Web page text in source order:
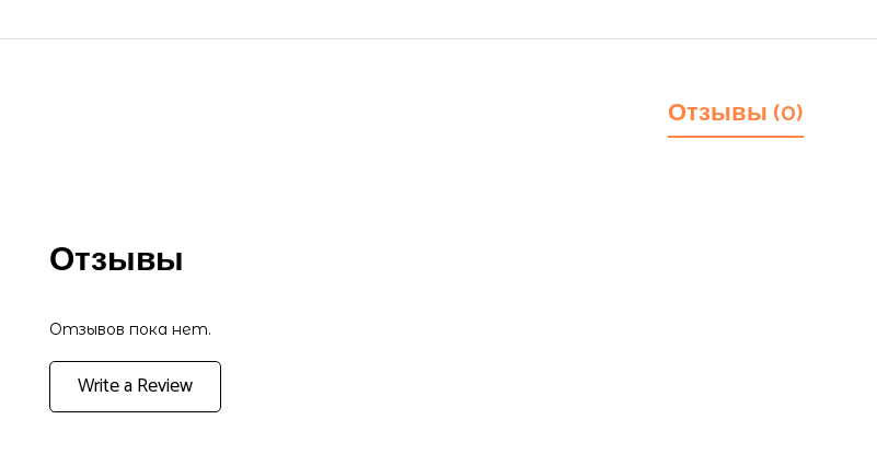
Отзывы (0)
Отзывы
Отзывов пока нет.
Write a Review